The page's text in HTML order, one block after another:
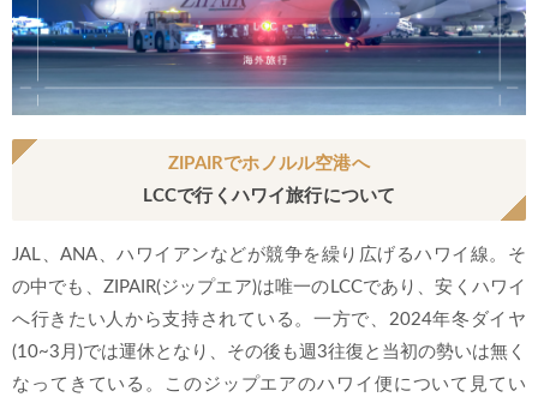
ZIPAIRでホノルル空港へ
LCCで行くハワイ旅行について
JAL、ANA、ハワイアンなどが競争を繰り広げるハワイ線。そ
の中でも、ZIPAIR(ジップエア)は唯一のLCCであり、安くハワイ
へ行きたい人から支持されている。一方で、2024年冬ダイヤ
(10~3月)では運休となり、その後も週3往復と当初の勢いは無く
なってきている。このジップエアのハワイ便について見てい